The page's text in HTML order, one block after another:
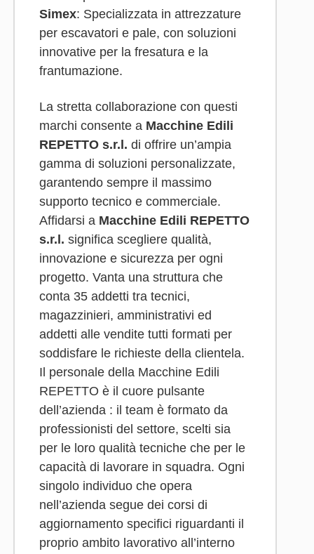
Simex: Specializzata in attrezzature
per escavatori e pale, con soluzioni
innovative per la fresatura e la
frantumazione.
La stretta collaborazione con questi
marchi consente a Macchine Edili
REPETTO s.r.l. di offrire un’ampia
gamma di soluzioni personalizzate,
garantendo sempre il massimo
supporto tecnico e commerciale.
Affidarsi a Macchine Edili REPETTO
s.r.l. significa scegliere qualità,
innovazione e sicurezza per ogni
progetto. Vanta una struttura che
conta 35 addetti tra tecnici,
magazzinieri, amministrativi ed
addetti alle vendite tutti formati per
soddisfare le richieste della clientela.
Il personale della Macchine Edili
REPETTO è il cuore pulsante
dell’azienda : il team è formato da
professionisti del settore, scelti sia
per le loro qualità tecniche che per le
capacità di lavorare in squadra. Ogni
singolo individuo che opera
nell’azienda segue dei corsi di
aggiornamento specifici riguardanti il
proprio ambito lavorativo all’interno